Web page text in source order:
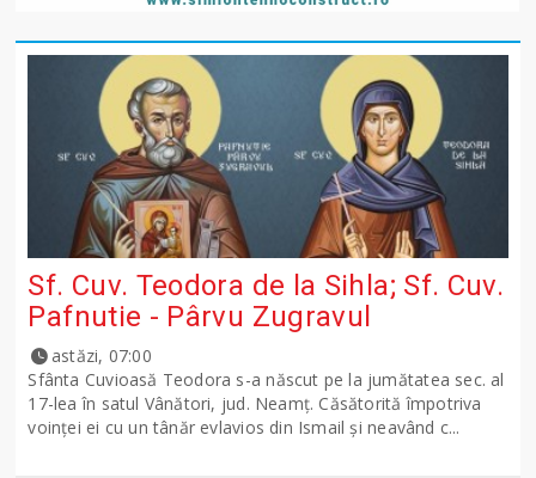
Sf. Cuv. Teodora de la Sihla; Sf. Cuv.
Pafnutie - Pârvu Zugravul
astăzi, 07:00
Sfânta Cuvioasă Teodora s-a născut pe la jumătatea sec. al
17-lea în satul Vânători, jud. Neamţ. Căsătorită împotriva
voinţei ei cu un tânăr evlavios din Ismail şi neavând c...